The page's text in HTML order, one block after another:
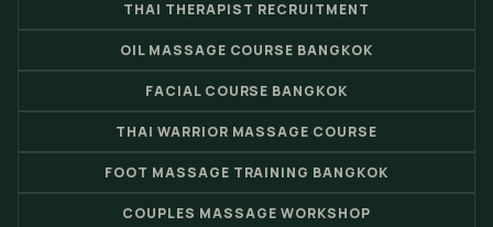
THAI THERAPIST RECRUITMENT
OIL MASSAGE COURSE BANGKOK
FACIAL COURSE BANGKOK
THAI WARRIOR MASSAGE COURSE
FOOT MASSAGE TRAINING BANGKOK
COUPLES MASSAGE WORKSHOP